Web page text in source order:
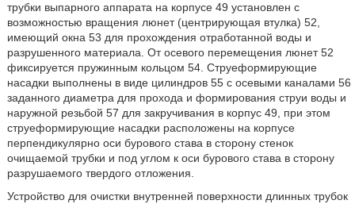
трубки выпарного аппарата на корпусе 49 установлен с
возможностью вращения люнет (центрирующая втулка) 52,
имеющий окна 53 для прохождения отработанной воды и
разрушенного материала. От осевого перемещения люнет 52
фиксируется пружинным кольцом 54. Струеформирующие
насадки выполнены в виде цилиндров 55 с осевыми каналами 56
заданного диаметра для прохода и формирования струи воды и
наружной резьбой 57 для закручивания в корпус 49, при этом
струеформирующие насадки расположены на корпусе
перпендикулярно оси бурового става в сторону стенок
очищаемой трубки и под углом к оси бурового става в сторону
разрушаемого твердого отложения.
Устройство для очистки внутренней поверхности длинных трубок